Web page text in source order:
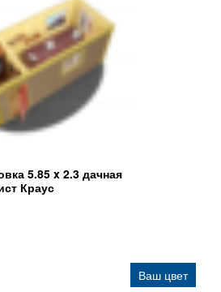
5.85 x 2.3 дачная
Краус
Ваш цвет